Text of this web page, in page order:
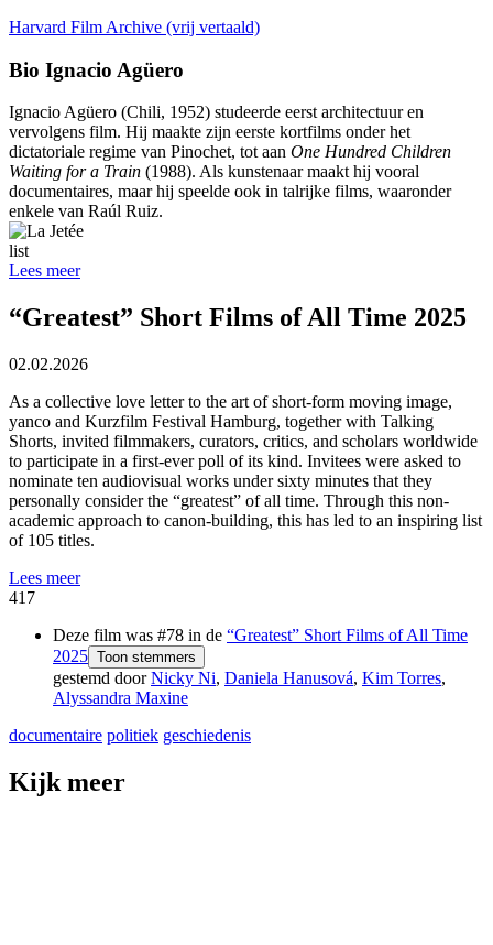
Harvard Film Archive (vrij vertaald)
Bio Ignacio Agüero
Ignacio Agüero (Chili, 1952) studeerde eerst architectuur en
vervolgens film. Hij maakte zijn eerste kortfilms onder het
dictatoriale regime van Pinochet, tot aan One Hundred Children
Waiting for a Train (1988). Als kunstenaar maakt hij vooral
documentaires, maar hij speelde ook in talrijke films, waaronder
enkele van Raúl Ruiz.
list
Lees meer
“Greatest” Short Films of All Time 2025
02.02.2026
As a collective love letter to the art of short-form moving image,
yanco and Kurzfilm Festival Hamburg, together with Talking
Shorts, invited filmmakers, curators, critics, and scholars worldwide
to participate in a first-ever poll of its kind. Invitees were asked to
nominate ten audiovisual works under sixty minutes that they
personally consider the “greatest” of all time. Through this non-
academic approach to canon-building, this has led to an inspiring list
of 105 titles.
Lees meer
417
Deze film was #78 in de “Greatest” Short Films of All Time
2025 Toon stemmers
gestemd doorNicky Ni, Daniela Hanusová, Kim Torres,
Alyssandra Maxine
documentaire politiek geschiedenis
Kijk meer